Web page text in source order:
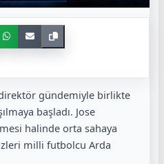
gündemiyle birlikte
başladı. Jose
halinde orta sahaya
milli futbolcu Arda